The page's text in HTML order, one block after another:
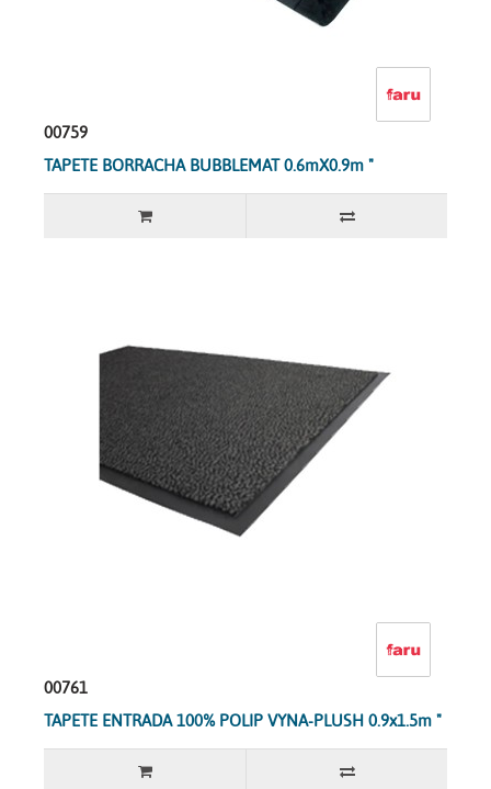
00759
TAPETE BORRACHA BUBBLEMAT 0.6mX0.9m "
00761
TAPETE ENTRADA 100% POLIP VYNA-PLUSH 0.9x1.5m "